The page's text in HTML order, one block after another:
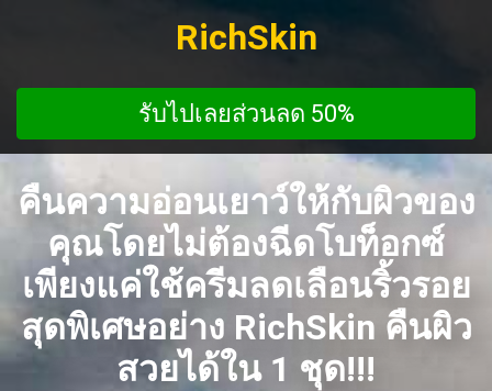
RichSkin
รับไปเลยส่วนลด 50%
คืนความอ่อนเยาว์ให้กับผิวของ
คุณโดยไม่ต้องฉีดโบท็อกซ์
เพียงแค่ใช้ครีมลดเลือนริ้วรอย
สุดพิเศษอย่าง RichSkin คืนผิว
สวยได้ใน 1 ชุด!!!